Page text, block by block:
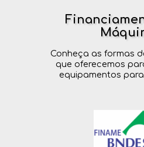
Conheça as formas
que oferecemos
equipamentos